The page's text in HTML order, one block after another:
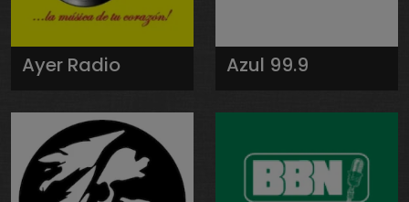
Ayer Radio Azul 99.9